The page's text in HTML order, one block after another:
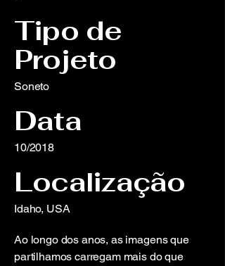
Tipo de
Projeto
Soneto
Data
10/2018
Localização
Idaho, USA
Ao longo dos anos, as imagens que
partilhamos carregam mais do que